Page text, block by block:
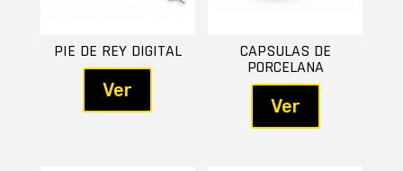
PIE DE REY DIGITAL
Ver
CAPSULAS DE
PORCELANA
Ver